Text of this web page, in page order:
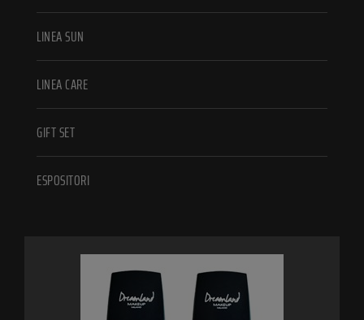
LINEA SUN
LINEA CARE
GIFT SET
ESPOSITORI